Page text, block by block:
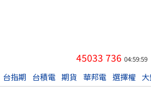
45033 736 04:59:59
台指期 台積電 期貨 華邦電 選擇權